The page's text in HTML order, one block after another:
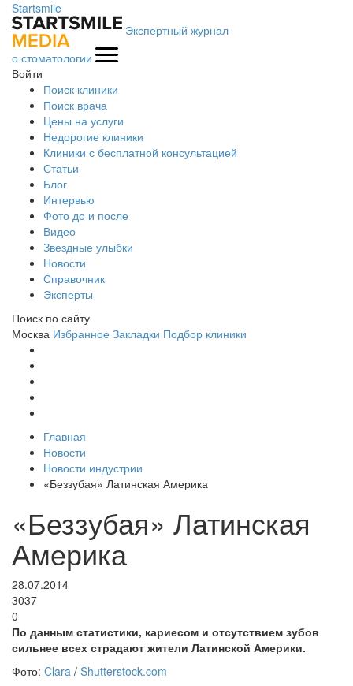
Startsmile
Экспертный журнал
о стоматологии
Войти
Поиск клиники
Поиск врача
Цены на услуги
Недорогие клиники
Клиники с бесплатной консультацией
Статьи
Блог
Интервью
Фото до и после
Видео
Звездные улыбки
Новости
Справочник
Эксперты
Поиск по сайту
Москва Избранное Закладки Подбор клиники
Главная
Новости
Новости индустрии
«Беззубая» Латинская Америка
«Беззубая» Латинская
Америка
28.07.2014
3037
0
По данным статистики, кариесом и отсутствием зубов
сильнее всех страдают жители Латинской Америки.
Фото: Clara / Shutterstock.com